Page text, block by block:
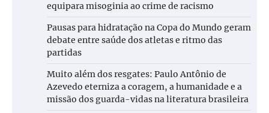
equipara misoginia ao crime de racismo
Pausas para hidratação na Copa do Mundo geram
debate entre saúde dos atletas e ritmo das
partidas
Muito além dos resgates: Paulo Antônio de
Azevedo eterniza a coragem, a humanidade e a
missão dos guarda-vidas na literatura brasileira